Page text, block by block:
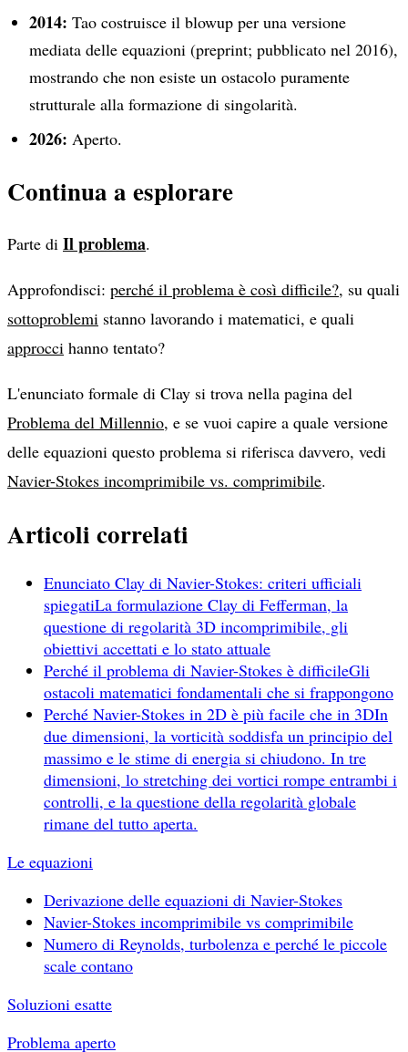
2014: Tao costruisce il blowup per una versione
mediata delle equazioni (preprint; pubblicato nel 2016),
mostrando che non esiste un ostacolo puramente
strutturale alla formazione di singolarità.
2026: Aperto.
Continua a esplorare
Parte di Il problema.
Approfondisci: perché il problema è così difficile?, su quali
sottoproblemi stanno lavorando i matematici, e quali
approcci hanno tentato?
L'enunciato formale di Clay si trova nella pagina del
Problema del Millennio, e se vuoi capire a quale versione
delle equazioni questo problema si riferisca davvero, vedi
Navier-Stokes incomprimibile vs. comprimibile.
Articoli correlati
Enunciato Clay di Navier-Stokes: criteri ufficiali
spiegatiLa formulazione Clay di Fefferman, la
questione di regolarità 3D incomprimibile, gli
obiettivi accettati e lo stato attuale
Perché il problema di Navier-Stokes è difficileGli
ostacoli matematici fondamentali che si frappongono
Perché Navier-Stokes in 2D è più facile che in 3DIn
due dimensioni, la vorticità soddisfa un principio del
massimo e le stime di energia si chiudono. In tre
dimensioni, lo stretching dei vortici rompe entrambi i
controlli, e la questione della regolarità globale
rimane del tutto aperta.
Le equazioni
Derivazione delle equazioni di Navier-Stokes
Navier-Stokes incomprimibile vs comprimibile
Numero di Reynolds, turbolenza e perché le piccole
scale contano
Soluzioni esatte
Problema aperto